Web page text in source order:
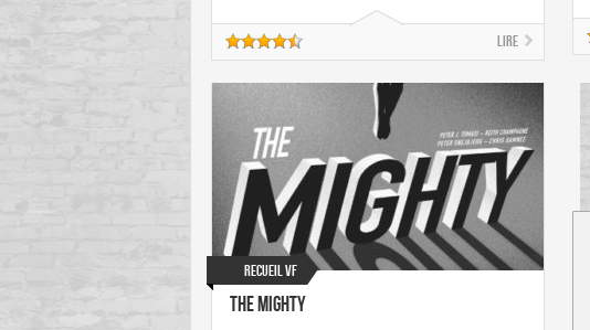
Lire
Recueil VF
The Mighty